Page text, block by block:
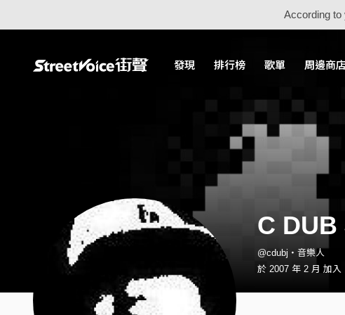
According to
發現 排行榜 歌單 周邊商店
C DUB
@cdubj・音樂人
於 2007 年 2 月 加入